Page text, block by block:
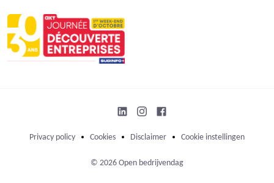
Privacy policy Cookies Disclaimer Cookie instellingen
© 2026 Open bedrijvendag